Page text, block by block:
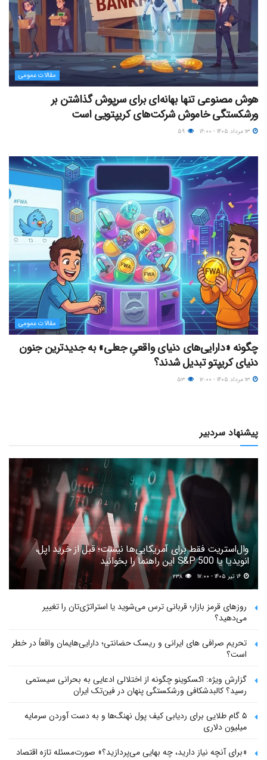
مقالات عمومی
هوش مصنوعی تنها بهانه‌ای برای سرپوش گذاشتن بر
ورشکستگی خاموش شرکت‌های کریپتویی است
مقالات عمومی
چگونه «دارایی‌های دنیای واقعیِ جعلی» به جدیدترین جنون
دنیای کریپتو تبدیل شدند؟
پیشنهاد سردبیر
وال‌استریت فقط برای آمریکایی‌ها نیست؛ قبل از خرید اپل،
انویدیا یا S&P 500 این راهنما را بخوانید
۲۳۸
روزهای قرمز بازار؛ قربانی ترس می‌شوید یا استراتژی‌تان را تغییر
می‌دهید؟
تحریم صرافی های ایرانی و ریسک حضانتی؛ دارایی‌هایمان واقعاً در خطر
است؟
گزارش ویژه: اکسکوینو چگونه از اختلالی ادعایی به بحرانی سیستمی
رسید؟ کالبدشکافی ورشکستگی پنهان در فین‌تک ایران
۵ گام طلایی برای ردیابی کیف پول‌ نهنگ‌ها و به دست آوردن سرمایه
میلیون دلاری
«برای آنچه نیاز دارید، چه بهایی می‌پردازید؟» صورت‌مسئله تازه اقتصاد